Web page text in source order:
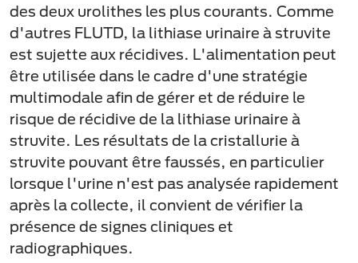
des deux urolithes les plus courants. Comme
d'autres FLUTD, la lithiase urinaire à struvite
est sujette aux récidives. L'alimentation peut
être utilisée dans le cadre d'une stratégie
multimodale afin de gérer et de réduire le
risque de récidive de la lithiase urinaire à
struvite. Les résultats de la cristallurie à
struvite pouvant être faussés, en particulier
lorsque l'urine n'est pas analysée rapidement
après la collecte, il convient de vérifier la
présence de signes cliniques et
radiographiques.